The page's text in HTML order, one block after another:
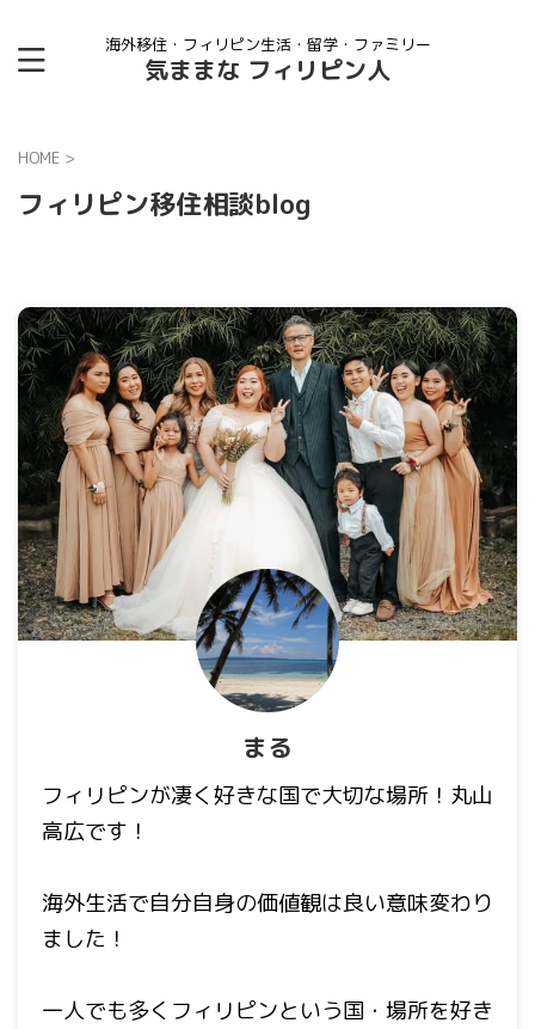
海外移住・フィリピン生活・留学・ファミリー
気ままな フィリピン人
HOME >
フィリピン移住相談blog
まる
フィリピンが凄く好きな国で大切な場所！丸山
高広です！
海外生活で自分自身の価値観は良い意味変わり
ました！
一人でも多くフィリピンという国・場所を好き